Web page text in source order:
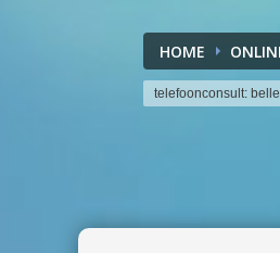
HOME
telefoonconsult: